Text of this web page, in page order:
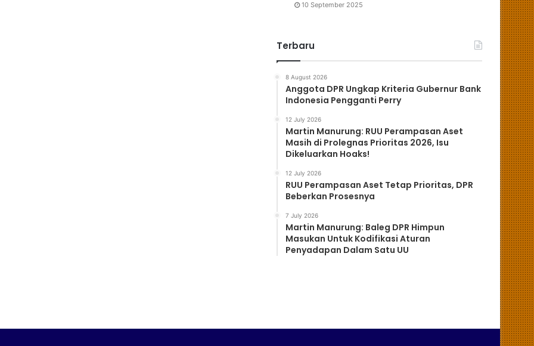
10 September 2025
Terbaru
8 August 2026
Anggota DPR Ungkap Kriteria Gubernur Bank
Indonesia Pengganti Perry
12 July 2026
Martin Manurung: RUU Perampasan Aset
Masih di Prolegnas Prioritas 2026, Isu
Dikeluarkan Hoaks!
12 July 2026
RUU Perampasan Aset Tetap Prioritas, DPR
Beberkan Prosesnya
7 July 2026
Martin Manurung: Baleg DPR Himpun
Masukan Untuk Kodifikasi Aturan
Penyadapan Dalam Satu UU